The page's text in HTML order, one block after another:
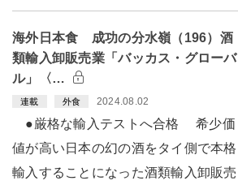
海外日本食 成功の分水嶺（196）酒
類輸入卸販売業「バッカス・グローバ
ル」〈…
連載 外食 2024.08.02
●厳格な輸入テストへ合格 希少価
値が高い日本の幻の酒をタイ側で本格
輸入することになった酒類輸入卸販売